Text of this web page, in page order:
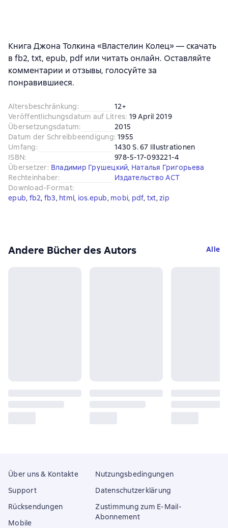
Книга Джона Толкина «Властелин Колец» — скачать
в fb2, txt, epub, pdf или читать онлайн. Оставляйте
комментарии и отзывы, голосуйте за
понравившиеся.
Altersbeschränkung:
12+
Veröffentlichungsdatum auf Litres: 19 April 2019
Übersetzungsdatum:
2015
Datum der Schreibbeendigung: 1955
Umfang:
1430 S. 67 Illustrationen
ISBN:
978-5-17-093221-4
Übersetzer: Владимир Грушецкий, Наталья Григорьева
Rechteinhaber:
Издательство АСТ
Download-Format:
epub, fb2, fb3, html, ios.epub, mobi, pdf, txt, zip
Andere Bücher des Autors Alle
Über uns & Kontakte
Support
Rücksendungen
Mobile
Nutzungsbedingungen
Datenschutzerklärung
Zustimmung zum E-Mail-
Abonnement